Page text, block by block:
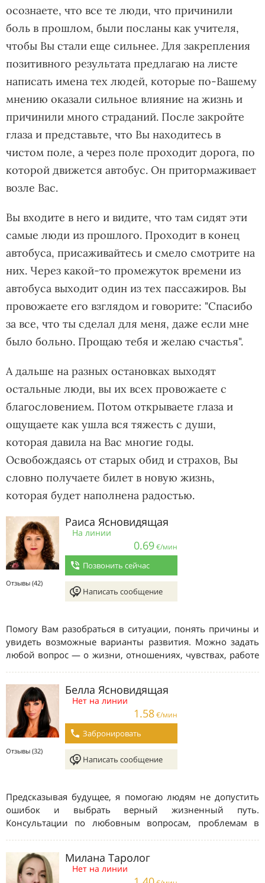
осознаете, что все те люди, что причинили
боль в прошлом, были посланы как учителя,
чтобы Вы стали еще сильнее. Для закрепления
позитивного результата предлагаю на листе
написать имена тех людей, которые по-Вашему
мнению оказали сильное влияние на жизнь и
причинили много страданий. После закройте
глаза и представьте, что Вы находитесь в
чистом поле, а через поле проходит дорога, по
которой движется автобус. Он притормаживает
возле Вас.
Вы входите в него и видите, что там сидят эти
самые люди из прошлого. Проходит в конец
автобуса, присаживайтесь и смело смотрите на
них. Через какой-то промежуток времени из
автобуса выходит один из тех пассажиров. Вы
провожаете его взглядом и говорите: "Спасибо
за все, что ты сделал для меня, даже если мне
было больно. Прощаю тебя и желаю счастья".
А дальше на разных остановках выходят
остальные люди, вы их всех провожаете с
благословением. Потом открываете глаза и
ощущаете как ушла вся тяжесть с души,
которая давила на Вас многие годы.
Освобождаясь от старых обид и страхов, Вы
словно получаете билет в новую жизнь,
которая будет наполнена радостью.